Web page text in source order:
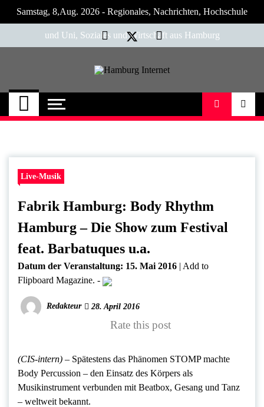
Samstag, 8,Aug. 2026 - Regionales, Nachrichten, Hochschule
und Uni, Soziales und Wirtschaft aus Hamburg
Hamburg Internet
Neuigkeiten und Nachrichten aus Hamburg
Live-Musik
Fabrik Hamburg: Body Rhythm
Hamburg – Die Show zum Festival
feat. Barbatuques u.a.
Datum der Veranstaltung: 15. Mai 2016 | Add to
Flipboard Magazine. -
Redakteur 28. April 2016
Rate this post
(CIS-intern) – Spätestens das Phänomen STOMP machte
Body Percussion – den Einsatz des Körpers als
Musikinstrument verbunden mit Beatbox, Gesang und Tanz
– weltweit bekannt.